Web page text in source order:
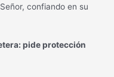
confiando en su
pide protección